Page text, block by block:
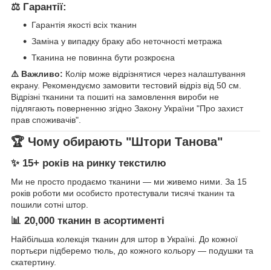
⚖️ Гарантії:
Гарантія якості всіх тканин
Заміна у випадку браку або неточності метража
Тканина не повинна бути розкроєна
⚠️ Важливо: Колір може відрізнятися через налаштування
екрану. Рекомендуємо замовити тестовий відріз від 50 см.
Відрізні тканини та пошиті на замовлення вироби не
підлягають поверненню згідно Закону України "Про захист
прав споживачів".
🏆 Чому обирають "Штори Танова"
✨ 15+ років на ринку текстилю
Ми не просто продаємо тканини — ми живемо ними. За 15
років роботи ми особисто протестували тисячі тканин та
пошили сотні штор.
📊 20,000 тканин в асортименті
Найбільша колекція тканин для штор в Україні. До кожної
портьєри підберемо тюль, до кожного кольору — подушки та
скатертину.